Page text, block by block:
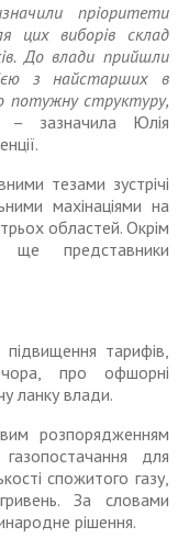
пріоритети
цих виборів склад
До влади прийшли
з найстарших в
потужну структуру,
– зазначила Юлія
тезами зустрічі
махінаціями на
областей. Окрім
ще пред­ставники
тарифів,
про офшорні
ланку влади.
розпорядженням
для
спожитого газу,
За словами
рішення.